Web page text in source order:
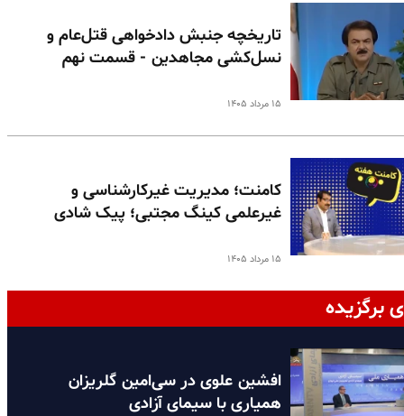
تاریخچه جنبش دادخواهی قتل‌عام و
نسل‌کشی مجاهدین - قسمت نهم
۱۵ مرداد ۱۴۰۵
کامنت؛ مدیریت غیرکارشناسی و
غیرعلمی کینگ مجتبی؛ پیک شادی
۱۵ مرداد ۱۴۰۵
برگزیده
افشین علوی در سی‌امین گلریزان
همیاری با سیمای آزادی